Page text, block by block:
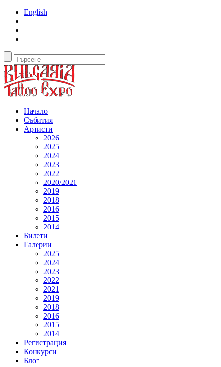
English
Начало
Събития
Артисти
2026
2025
2024
2023
2022
2020/2021
2019
2018
2016
2015
2014
Билети
Галерии
2025
2024
2023
2022
2021
2019
2018
2016
2015
2014
Регистрация
Конкурси
Блог